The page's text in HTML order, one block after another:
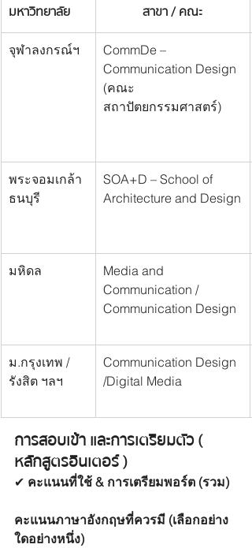
มหาวิทยาลัย สาขา / คณะ
จุฬาลงกรณ์ฯ
CommDe –
Communication Design
(คณะ
สถาปัตยกรรมศาสตร์)
พระจอมเกล้า
ธนบุรี
SOA+D – School of
Architecture and Design
มหิดล
Media and
Communication /
Communication Design
ม.กรุงเทพ /
รังสิต ฯลฯ
Communication Design
/Digital Media
การสอบเข้า และการเตรียมตัว (
หลักสูตรอินเตอร์ )
✔︎ คะแนนที่ใช้ & การเตรียมพอร์ต (รวม)
คะแนนภาษาอังกฤษที่ควรมี (เลือกอย่าง
ใดอย่างหนึ่ง)